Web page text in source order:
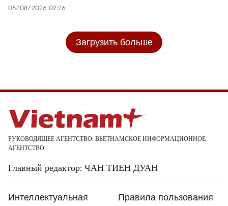
05/08/2026 02:26
Загрузить больше
РУКОВОДЯЩЕЕ АГЕНТСТВО: ВЬЕТНАМСКОЕ ИНФОРМАЦИОННОЕ
АГЕНТСТВО
Главный редактор: ЧАН ТИЕН ДУАН
Интеллектуальная
Правила пользования